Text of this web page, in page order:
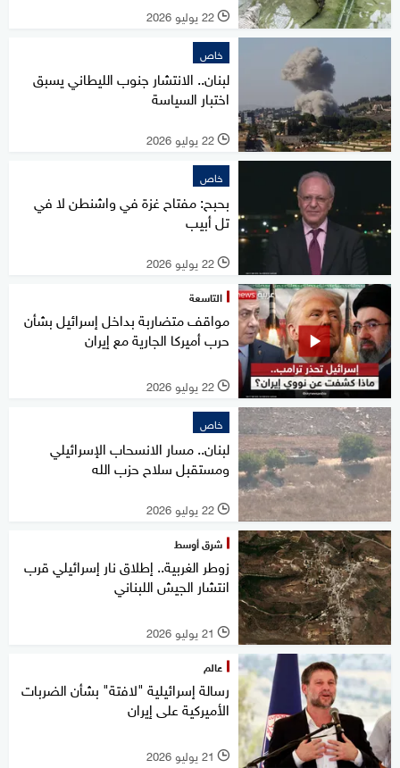
l 22 يوليو 2026
خاص
لبنان.. الانتشار جنوب الليطاني يسبق
اختبار السياسة
l 22 يوليو 2026
خاص
بحبح: مفتاح غزة في واشنطن لا في
تل أبيب
l 22 يوليو 2026
التاسعة
مواقف متضاربة بداخل إسرائيل بشأن
حرب أميركا الجارية مع إيران
l 22 يوليو 2026
خاص
لبنان.. مسار الانسحاب الإسرائيلي
ومستقبل سلاح حزب الله
l 22 يوليو 2026
شرق أوسط
زوطر الغربية.. إطلاق نار إسرائيلي قرب
انتشار الجيش اللبناني
l 21 يوليو 2026
عالم
رسالة إسرائيلية "لافتة" بشأن الضربات
الأميركية على إيران
l 21 يوليو 2026